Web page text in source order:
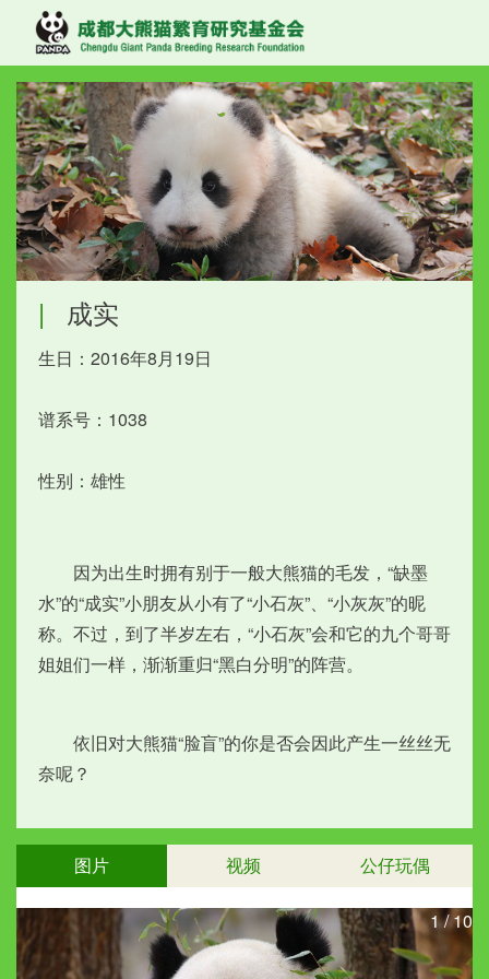
| 成实
生日：2016年8月19日
谱系号：1038
性别：雄性
因为出生时拥有别于一般大熊猫的毛发，“缺墨
水”的“成实”小朋友从小有了“小石灰”、“小灰灰”的昵
称。不过，到了半岁左右，“小石灰”会和它的九个哥哥
姐姐们一样，渐渐重归“黑白分明”的阵营。
依旧对大熊猫“脸盲”的你是否会因此产生一丝丝无
奈呢？
图片 视频 公仔玩偶
1/10